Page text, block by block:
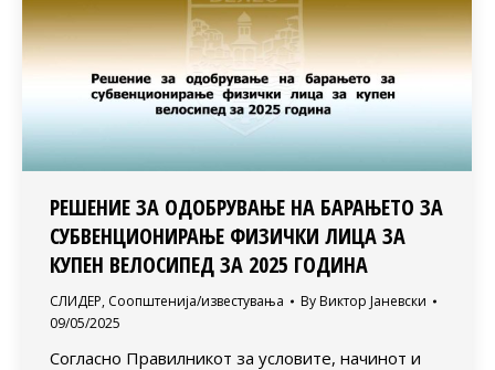
РЕШЕНИЕ ЗА ОДОБРУВАЊЕ НА БАРАЊЕТО ЗА
СУБВЕНЦИОНИРАЊЕ ФИЗИЧКИ ЛИЦА ЗА
КУПЕН ВЕЛОСИПЕД ЗА 2025 ГОДИНА
СЛИДЕР, Соопштенија/известувања By Виктор Јаневски
09/05/2025
Согласно Правилникот за условите, начинот и